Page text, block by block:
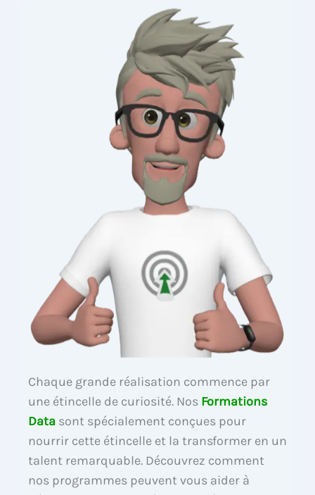
Chaque grande réalisation commence par
une étincelle de curiosité. Nos Formations
Data sont spécialement conçues pour
nourrir cette étincelle et la transformer en un
talent remarquable. Découvrez comment
nos programmes peuvent vous aider à